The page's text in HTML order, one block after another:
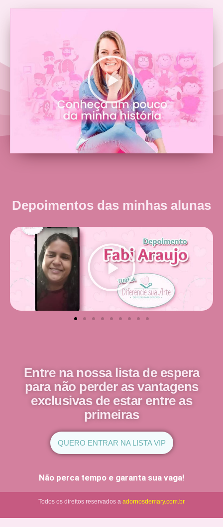
Depoimentos das minhas alunas
Entre na nossa lista de espera
para não perder as vantagens
exclusivas de estar entre as
primeiras
QUERO ENTRAR NA LISTA VIP
Não perca tempo e garanta sua vaga!
Todos os direitos reservados a adornosdemary.com.br